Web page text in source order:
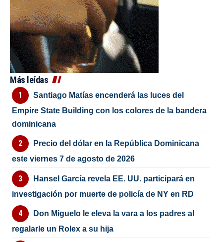
Más leídas
Santiago Matías encenderá las luces del
Empire State Building con los colores de la bandera
dominicana
Precio del dólar en la República Dominicana
este viernes 7 de agosto de 2026
Hansel García revela EE. UU. participará en
investigación por muerte de policía de NY en RD
Don Miguelo le eleva la vara a los padres al
regalarle un Rolex a su hija